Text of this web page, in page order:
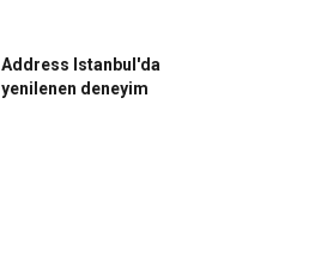
Address Istanbul'da
yenilenen deneyim